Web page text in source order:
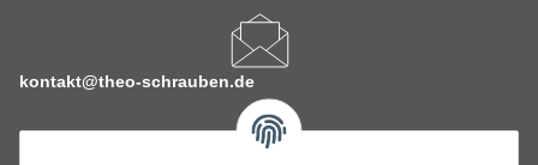
kontakt@theo-schrauben.de